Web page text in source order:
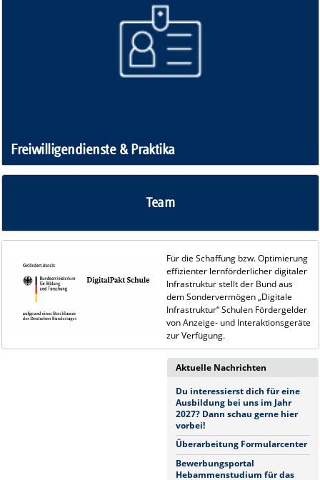
Freiwilligendienste & Praktika
Team
Für die Schaffung bzw. Optimierung
effizienter lernförderlicher digitaler
Infrastruktur stellt der Bund aus
dem Sondervermögen „Digitale
Infrastruktur“ Schulen Fördergelder
von Anzeige- und Interaktionsgeräte
zur Verfügung.
Aktuelle Nachrichten
Du interessierst dich für eine
Ausbildung bei uns im Jahr
2027? Dann schau gerne hier
vorbei!
Überarbeitung Formularcenter
Bewerbungsportal
Hebammenstudium für das